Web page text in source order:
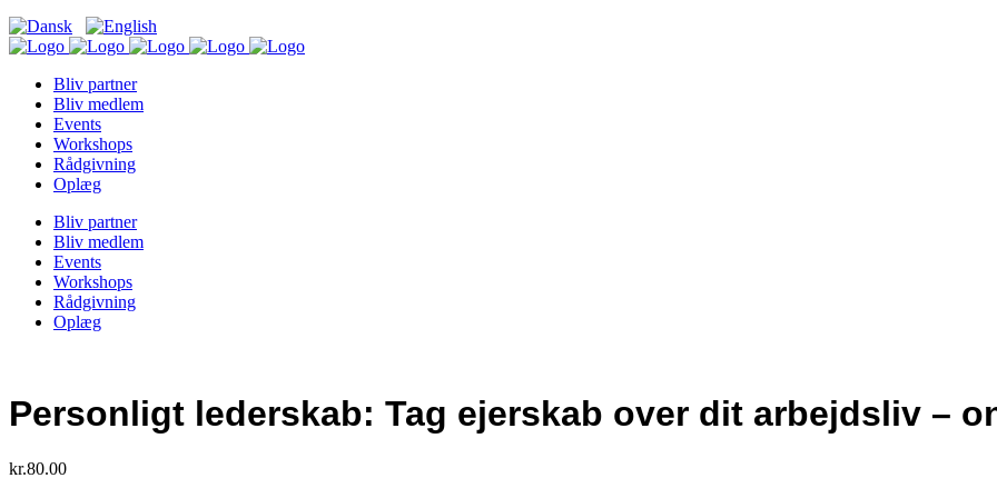
Bliv partner
Bliv medlem
Events
Workshops
Rådgivning
Oplæg
Bliv partner
Bliv medlem
Events
Workshops
Rådgivning
Oplæg
Personligt lederskab: Tag ejerskab over dit arbejdsliv –
kr.80.00